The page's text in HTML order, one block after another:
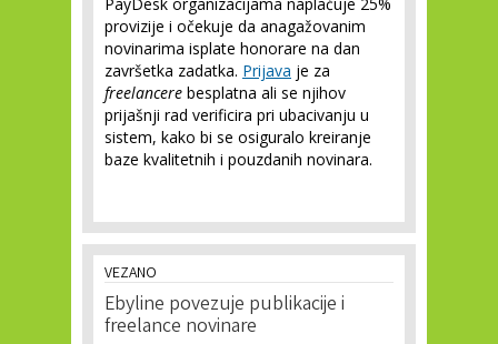
PayDesk organizacijama naplaćuje 25%
provizije i očekuje da anagažovanim
novinarima isplate honorare na dan
završetka zadatka. Prijava je za
freelancere besplatna ali se njihov
prijašnji rad verificira pri ubacivanju u
sistem, kako bi se osiguralo kreiranje
baze kvalitetnih i pouzdanih novinara.
VEZANO
Ebyline povezuje publikacije i
freelance novinare